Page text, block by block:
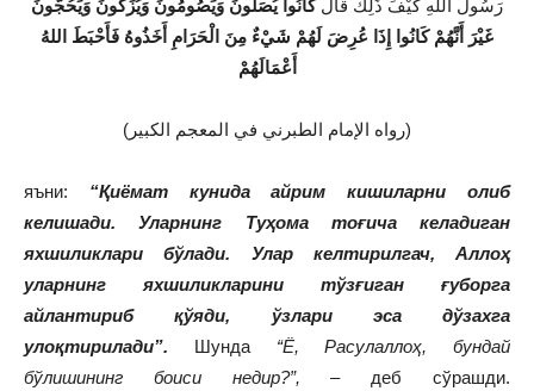
رَسُولَ اللهِ كَيْفَ ذَلِكَ قَالَ كَانُوا يُصَلُّونَ وَيَصُومُونَ وَيُزَكُّونَ وَيَحُجُّونَ
غَيْرَ أَنَّهُمْ كَانُوا إِذَا عُرِضَ لَهُمْ شَيْءٌ مِنَ الْحَرَامِ أَخَذُوهُ فَأَحْبَطَ اللهُ
أَعْمَالَهُمْ
(رواه الإمام الطبرني في المعجم الكبير)
яъни: “Қиёмат кунида айрим кишиларни олиб
келишади. Уларнинг Туҳома тоғича келадиган
яхшиликлари бўлади. Улар келтирилгач, Аллоҳ
уларнинг яхшиликларини тўзғиган ғуборга
айлантириб қўяди, ўзлари эса дўзахга
улоқтирилади”. Шунда “Ё, Расулаллоҳ, бундай
бўлишининг боиси недир?”,– деб сўрашди.